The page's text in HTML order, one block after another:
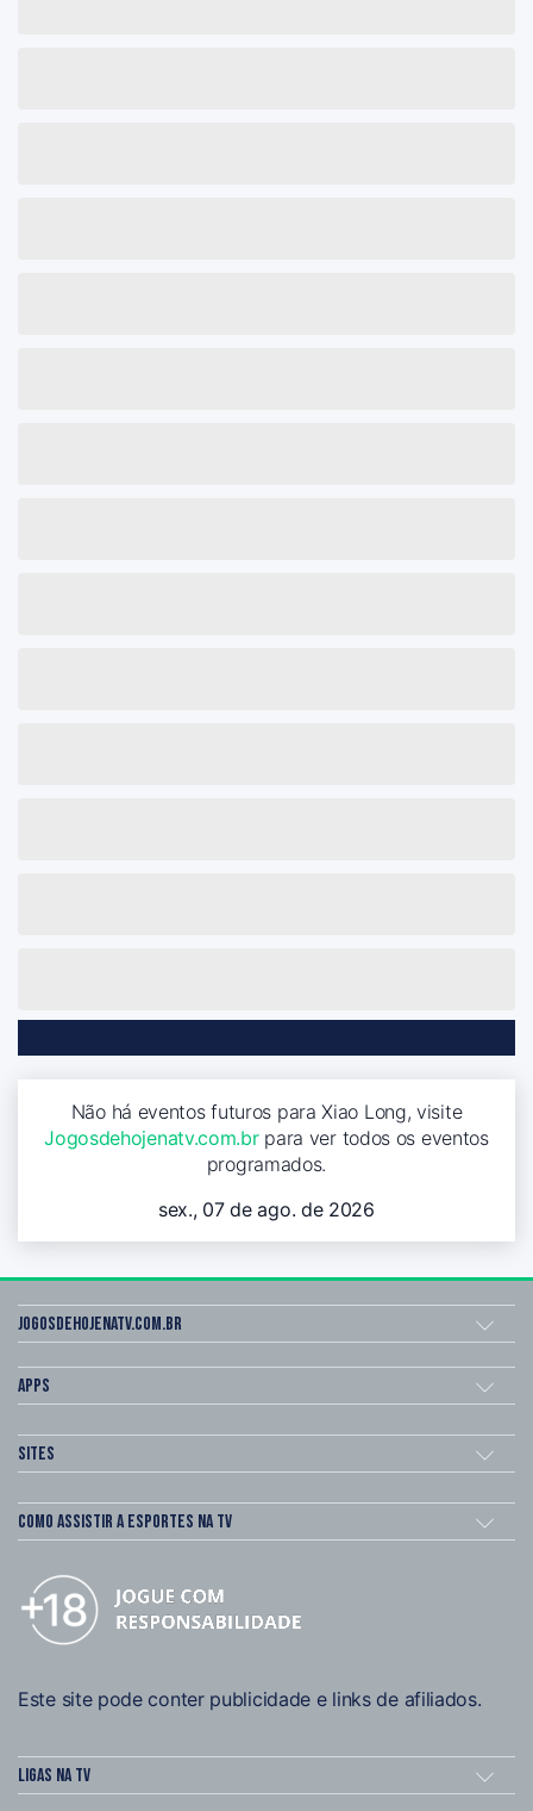
Não há eventos futuros para Xiao Long, visite
Jogosdehojenatv.com.brpara ver todos os eventos
programados.
sex., 07 de ago. de 2026
Jogosdehojenatv.com.br
Apps
Sites
Como assistir a esportes na TV
Este site pode conter publicidade e links de afiliados.
Ligas na TV